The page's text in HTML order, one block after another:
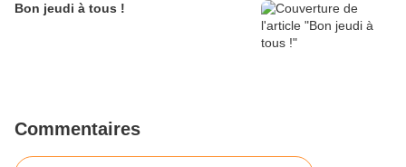
Bon jeudi à tous !
Commentaires